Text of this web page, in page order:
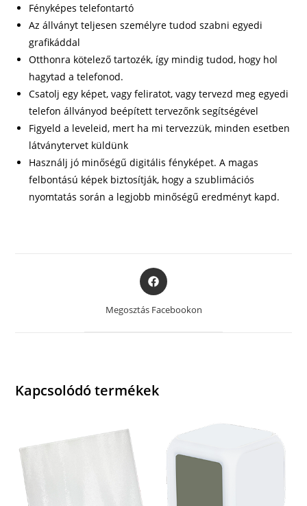
Fényképes telefontartó
Az állványt teljesen személyre tudod szabni egyedi
grafikáddal
Otthonra kötelező tartozék, így mindig tudod, hogy hol
hagytad a telefonod.
Csatolj egy képet, vagy feliratot, vagy tervezd meg egyedi
telefon állványod beépített tervezőnk segítségével
Figyeld a leveleid, mert ha mi tervezzük, minden esetben
látványtervet küldünk
Használj jó minőségű digitális fényképet. A magas
felbontású képek biztosítják, hogy a szublimációs
nyomtatás során a legjobb minőségű eredményt kapd.
Opens
in
new
Megosztás Facebookon
Kapcsolódó termékek